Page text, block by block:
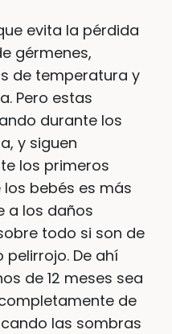
evita la pérdida
gérmenes,
de temperatura y
Pero estas
durante los
y siguen
los primeros
los bebés es más
a los daños
todo si son de
De ahí
de 12 meses sea
de
las sombras